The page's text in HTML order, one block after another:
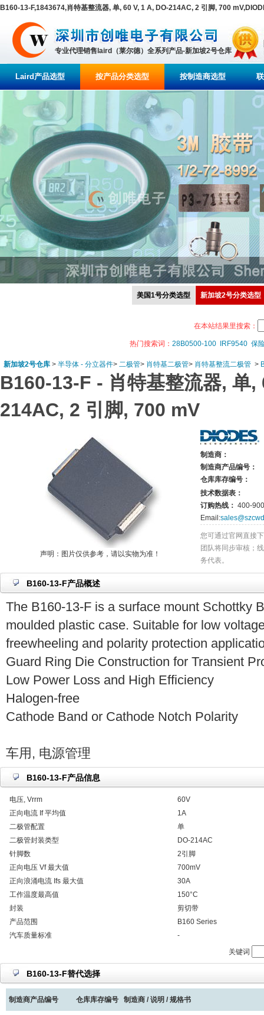
B160-13-F,1843674,肖特基整流器, 单, 60 V, 1 A, DO-214AC, 2 引脚, 700
专业代理销售laird（莱尔德）全系列产品-新加坡2号仓库
Laird产品选型 按产品分类选型 按制造商选型
美国1号分类选型 新加坡2号分类选型
在本站结果里搜索：
热门搜索词： 28B0500-100 IRF9540 保
新加坡2号仓库 > 半导体 - 分立器件> 二极管> 肖特基二极管> 肖特基整流二极管 >
B160-13-F - 肖特基整流器, 单,
214AC, 2 引脚, 700 mV
声明：图片仅供参考，请以实物为准！
制造商：
制造商产品编号：
仓库库存编号：
技术数据表：
订购热线： 400-
Email:
您可通过官网直接
团队将同步审核；
务代表。
B160-13-F产品概述
The B160-13-F is a surface mount Schottky
moulded plastic case. Suitable for low
freewheeling and polarity protection
Guard Ring Die Construction for Transient
Low Power Loss and High Efficiency
Halogen-free
Cathode Band or Cathode Notch Polarity
车用, 电源管理
B160-13-F产品信息
电压, Vrrm
60V
正向电流 If 平均值
1A
二极管配置
单
二极管封装类型
DO-214AC
针脚数
2引脚
正向电压 Vf 最大值
700mV
正向浪涌电流 Ifs 最大值
30A
工作温度最高值
150°C
封装
剪切带
产品范围
B160 Series
汽车质量标准
-
关键词
B160-13-F替代选择
制造商产品编号 仓库库存编号 制造商 / 说明 / 规格书